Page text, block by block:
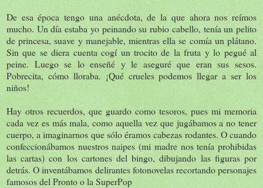
De esa época tengo una anécdota, de la que ahora nos reímos
mucho. Un día estaba yo peinando su rubio cabello, tenía un pelito
de princesa, suave y manejable, mientras ella se comía un plátano.
Sin que se diera cuenta cogí un trocito de la fruta y lo pegué al
peine. Luego se lo enseñé y le aseguré que eran sus sesos.
Pobrecita, cómo lloraba. ¡Qué crueles podemos llegar a ser los
niños!
Hay otros recuerdos, que guardo como tesoros, pues mi memoria
cada vez es más mala, como aquella vez que jugábamos a no tener
cuerpo, a imaginarnos que sólo éramos cabezas rodantes. O cuando
confeccionábamos nuestros naipes (mi madre nos tenía prohibidas
las cartas) con los cartones del bingo, dibujando las figuras por
detrás. O inventábamos delirantes fotonovelas recortando personajes
famosos del Pronto o la SuperPop